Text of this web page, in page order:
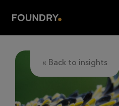
« Back to insights